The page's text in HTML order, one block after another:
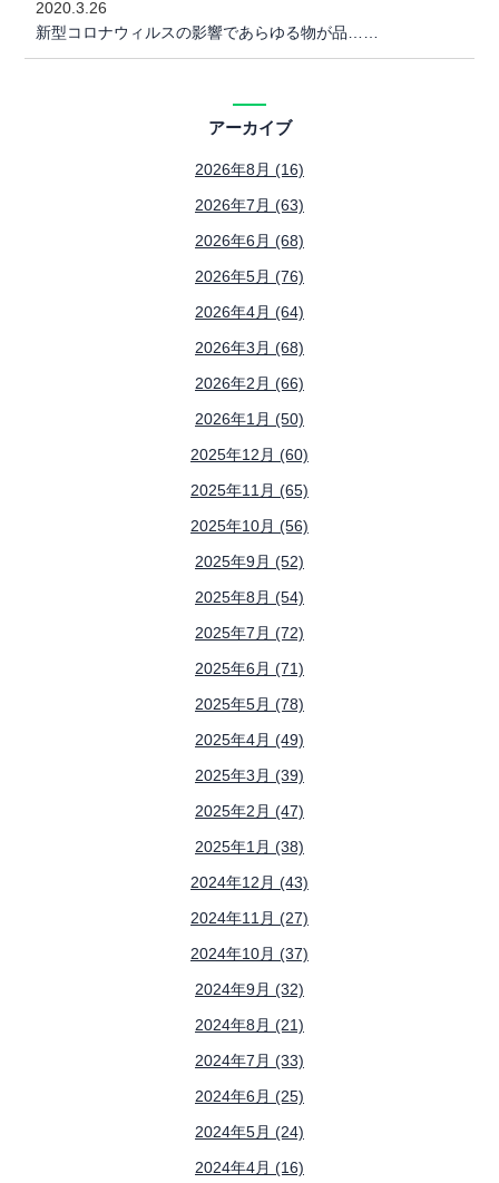
2020.3.26
新型コロナウィルスの影響であらゆる物が品……
アーカイブ
2026年8月 (16)
2026年7月 (63)
2026年6月 (68)
2026年5月 (76)
2026年4月 (64)
2026年3月 (68)
2026年2月 (66)
2026年1月 (50)
2025年12月 (60)
2025年11月 (65)
2025年10月 (56)
2025年9月 (52)
2025年8月 (54)
2025年7月 (72)
2025年6月 (71)
2025年5月 (78)
2025年4月 (49)
2025年3月 (39)
2025年2月 (47)
2025年1月 (38)
2024年12月 (43)
2024年11月 (27)
2024年10月 (37)
2024年9月 (32)
2024年8月 (21)
2024年7月 (33)
2024年6月 (25)
2024年5月 (24)
2024年4月 (16)